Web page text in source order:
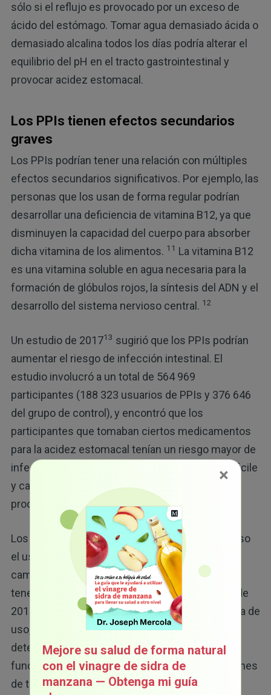
sólo si el reflujo es provocado por un exceso de
ácido del estómago. Tomar agua demasiado ácida o
demasiado alcalina todos los días podría alterar el
equilibrio del pH en el tracto gastrointestinal y
provocar acidez estomacal.
Los PPIs tienen efectos secundarios
graves
Los PPIs podrían tener una relación con múltiples
efectos secundarios significativos. Por ejemplo, las
personas que los usan de forma regular podrían
desarrollar una deficiencia de vitamina B12, ya que
disminuyen la capacidad del cuerpo para absorber
dicha vitamina de los alimentos. 11 La vitamina B12
es una vitamina soluble en agua necesaria para la
formación de glóbulos rojos, la síntesis del ADN y el
desarrollo del sistema nervioso central. 12
Un estudio de 201713 sugirió que los PPIs podrían
aumentar el riesgo de infección intestinal. El
estudio involucró a un total de 564 969
participantes (188 323 usuarios de PPIs y 376 646
del grupo de control), y encontró que los
participantes que tomaban ciertos medicamentos
para la acidez estomacal tenían un riesgo mayor de
infecciones provocadas por las bacterias C. difficile
y campylobacter relacionadas con una menor
producción de ácido del estómago.
Los estudios también han encontrado que incluso
el uso a corto plazo de PPIs podría contribuir a
cambios cognitivos, y el uso a largo plazo podría
tener una relación con la demencia. Un estudio de
2015
sugirió que, después de solo una semana de
uso, los PPIs podrían tener una relación con un
deterioro clínico significativo de la atención, la
función ejecutiva, la memoria visual y las funciones
de trabajo y planificación.
×
Mejore su salud de forma natural
con el vinagre de sidra de
manzana — Obtenga mi guía